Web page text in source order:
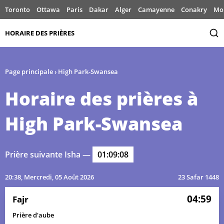
Toronto Ottawa Paris Dakar Alger Camayenne Conakry
HORAIRE DES PRIÈRES
Page principale› High Park-Swansea
Horaire des prières à
High Park-Swansea
Prière suivante Isha — 01:09:08
20:38, Mercredi, 05 Août 2026 23 Safar 1448
Fajr 04:59
Prière d'aube